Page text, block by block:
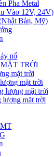
Pha Metal
Vào 12V, 24V)
Bản, Mỹ)
nổ
TRỜI
mặt trời
mặt trời
lượng mặt trời
lượng mặt trời